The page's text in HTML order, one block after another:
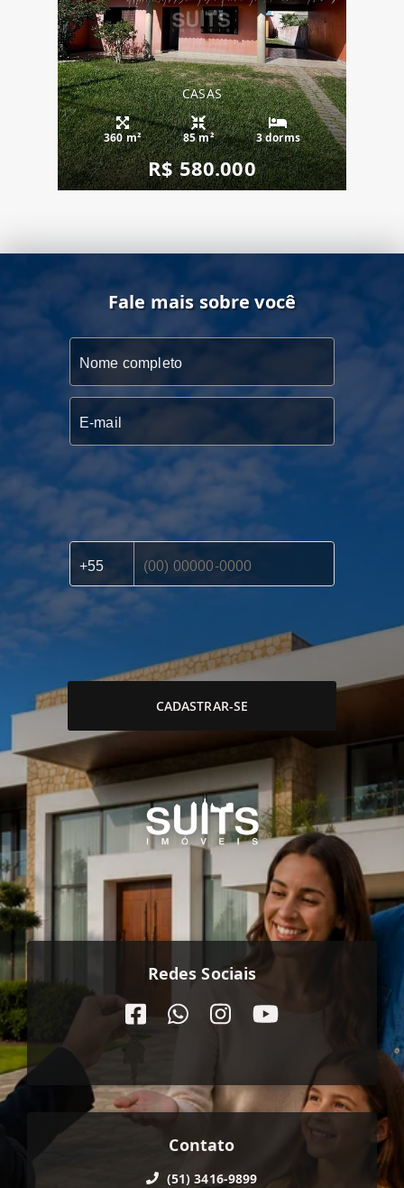
CASAS
360 m² 85 m² 3 dorms
R$ 580.000
Fale mais sobre você
CADASTRAR-SE
Redes Sociais
Contato
(51) 3416-9899